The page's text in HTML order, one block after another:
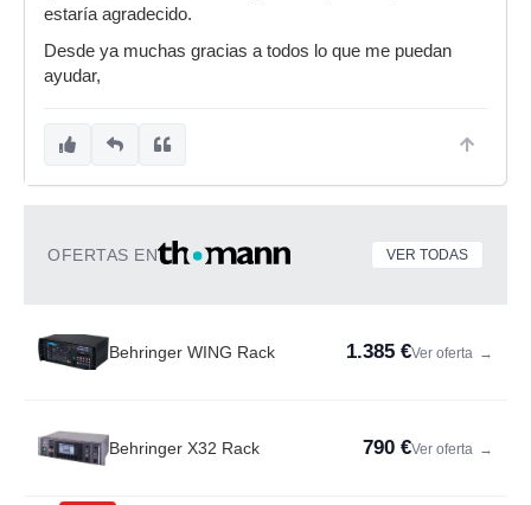
estaría agradecido.
Desde ya muchas gracias a todos lo que me puedan
ayudar,
OFERTAS EN VER TODAS
Behringer WING Rack 1.385 €Ver oferta →
Behringer X32 Rack 790 €Ver oferta →